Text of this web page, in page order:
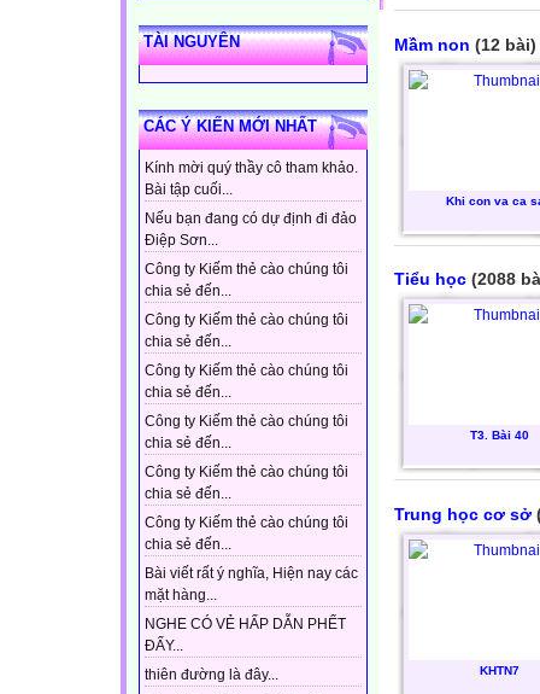
TÀI NGUYÊN
CÁC Ý KIẾN MỚI NHẤT
Kính mời quý thầy cô tham khảo.
Bài tập cuối...
Nếu bạn đang có dự định đi đảo
Điệp Sơn...
Công ty Kiếm thẻ cào chúng tôi
chia sẻ đến...
Công ty Kiếm thẻ cào chúng tôi
chia sẻ đến...
Công ty Kiếm thẻ cào chúng tôi
chia sẻ đến...
Công ty Kiếm thẻ cào chúng tôi
chia sẻ đến...
Công ty Kiếm thẻ cào chúng tôi
chia sẻ đến...
Công ty Kiếm thẻ cào chúng tôi
chia sẻ đến...
Bài viết rất ý nghĩa, Hiện nay các
mặt hàng...
NGHE CÓ VẺ HẤP DẪN PHẾT
ĐẤY...
thiên đường là đây...
Mầm non (12 bài)
Khi con va ca
Tiểu học (2088
T3. Bài 40
Trung học cơ sở
KHTN7